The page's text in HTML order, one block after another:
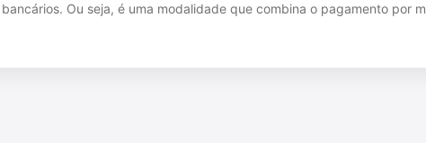
Ou seja, é uma modalidade que combina o pagamento por